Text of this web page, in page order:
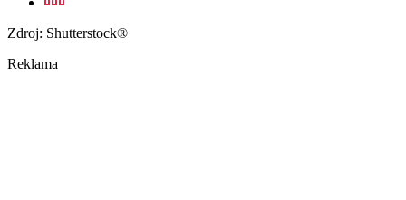
Zdroj: Shutterstock®
Reklama